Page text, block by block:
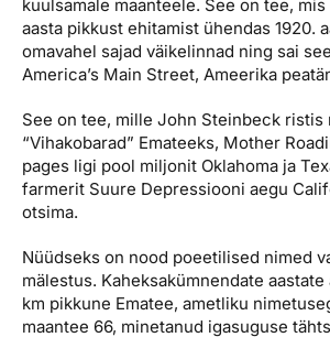
kuulsamale maanteele. See on tee,
aasta pikkust ehitamist ühendas 1920.
omavahel sajad väikelinnad ning sai
America’s Main Street, Ameerika
See on tee, mille John Steinbeck ristis
“Vihakobarad” Emateeks, Mother
pages ligi pool miljonit Oklahoma ja
farmerit Suure Depressiooni aegu
otsima.
Nüüdseks on nood poeetilised nimed
mälestus. Kaheksakümnendate
km pikkune Ematee, ametliku
maantee 66, minetanud igasuguse